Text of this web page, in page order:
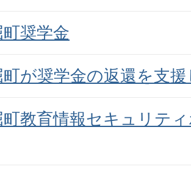
奨学金
町が奨学金の返還を支
町教育情報セキュリテ